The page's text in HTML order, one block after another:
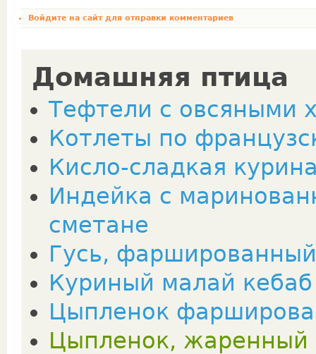
Войдите на сайтдля отправки комментариев
Домашняя птица
Тефтели с овсяными
Котлеты по
Кисло-сладкая
Индейка с
сметане
Гусь,
Куриный малай
Цыпленок
Цыпленок, жаренный